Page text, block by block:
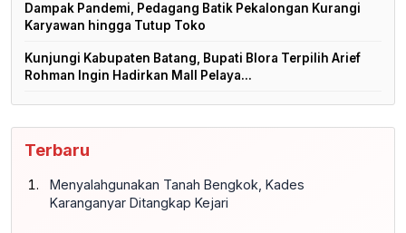
Dampak Pandemi, Pedagang Batik Pekalongan Kurangi
Karyawan hingga Tutup Toko
Kunjungi Kabupaten Batang, Bupati Blora Terpilih Arief
Rohman Ingin Hadirkan Mall Pelaya...
Terbaru
Menyalahgunakan Tanah Bengkok, Kades
Karanganyar Ditangkap Kejari